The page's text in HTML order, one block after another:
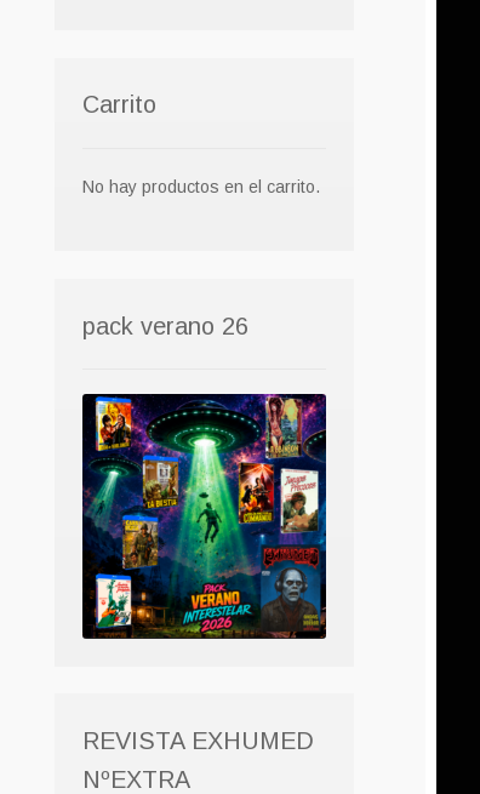
Carrito
No hay productos en el carrito.
pack verano 26
REVISTA EXHUMED
NºEXTRA